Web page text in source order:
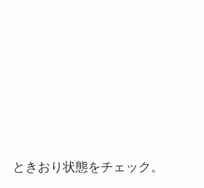
ときおり状態をチェック。